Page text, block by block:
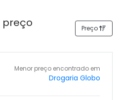
preço
Preço
Menor preço encontrado em
Drogaria Globo